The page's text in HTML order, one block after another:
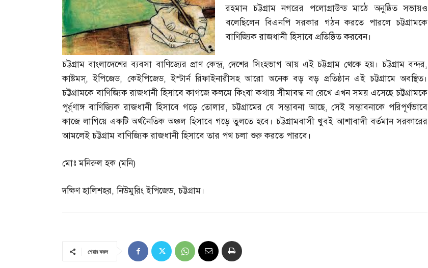
রহমান চট্টগ্রাম নগরের পলোগ্রাউন্ড মাঠে অনুষ্ঠিত সভায়ও
বলেছিলেন বিএনপি সরকার গঠন করতে পারলে চট্টগ্রামকে
বাণিজ্যিক রাজধানী হিসাবে প্রতিষ্ঠিত করবেন।
চট্টগ্রাম বাংলাদেশের ব্যবসা বাণিজ্যের প্রাণ কেন্দ্র,দেশের সিংহভাগ আয় এই চট্টগ্রাম থেকে হয়। চট্টগ্রাম বন্দর,
কাষ্টমস্‌,ইপিজেড, কেইপিজেড,ইস্টার্ন রিফাইনারীসহ আরো অনেক বড় বড় প্রতিষ্ঠান এই চট্টগ্রামে অবস্থিত।
চট্টগ্রামকে বাণিজ্যিক রাজধানী হিসাবে কাগজে কলমে কিংবা কথায় সীমাবদ্ধ না রেখে এখন সময় এসেছে চট্টগ্রামকে
পূর্র্ণাঙ্গ বাণিজ্যিক রাজধানী হিসাবে গড়ে তোলার,চট্টগ্রামের যে সম্ভাবনা আছে,সেই সম্ভাবনাকে পরিপূর্ণভাবে
কাজে লাগিয়ে একটি অর্থনৈতিক অঞ্চল হিসাবে গড়ে তুলতে হবে। চট্টগ্রামবাসী খুবই আশাবাদী বর্তমান সরকারের
আমলেই চট্টগ্রাম বাণিজ্যিক রাজধানী হিসাবে তার পথ চলা শুরু করতে পারবে।
মোঃ মনিরুল হক (মনি)
দক্ষিণ হালিশহর,নিউমুরিং ইপিজেড,চট্টগ্রাম।
শেয়ার করুন